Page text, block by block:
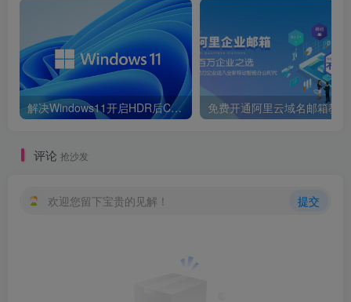
解决Windows11开启HDR后Chrome内截图泛白问题
评论 抢沙发
欢迎您留下宝贵的见解！ 提交